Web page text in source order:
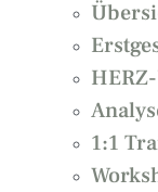
1:1